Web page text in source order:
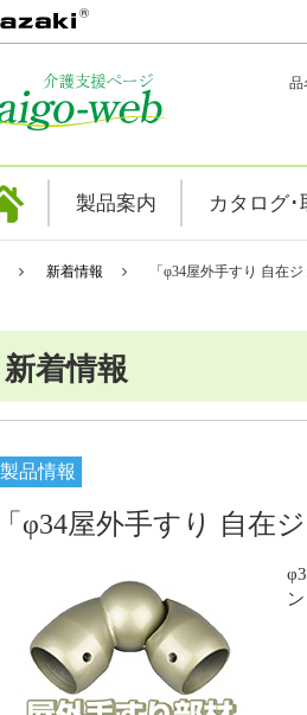
品
製品案内 カタログ･
新着情報 「φ34屋外手すり 自在
新着情報
製品情報
「φ34屋外手すり 自在